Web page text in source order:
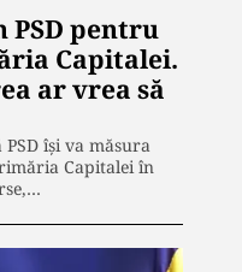
pentru
Capitalei.
ar vrea să
își va măsura
Capitalei în